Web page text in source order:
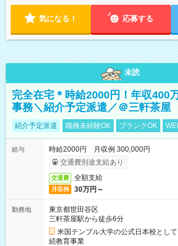
気になる！ 応募する
未読
完全在宅＊時給2000円！年収400
事務＼紹介予定派遣／＠三軒茶屋
紹介予定派遣 職種未経験OK ブランクOK
給与
時給2000円 月収例 300,000円
交通費別途支給あり
交通費 全額支給
月収例 30万円～
勤務地
東京都世田谷区
三軒茶屋駅から徒歩6分
米国テンプル大学の公式日本校とし
続教育事業